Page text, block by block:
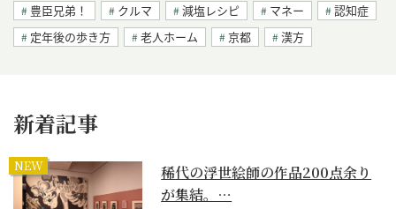
豊臣兄弟！ クルマ 減塩レシピ マネー
認知症
定年後の歩き方
老人ホーム 京都 漢方
新着記事
NEW
稀代の浮世絵師の作品200点余り
が集結。…